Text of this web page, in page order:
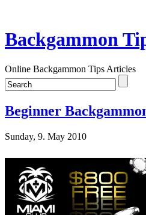
Backgammon
Online Backgammon Tips Articles
Beginner
Sunday, 9. May 2010